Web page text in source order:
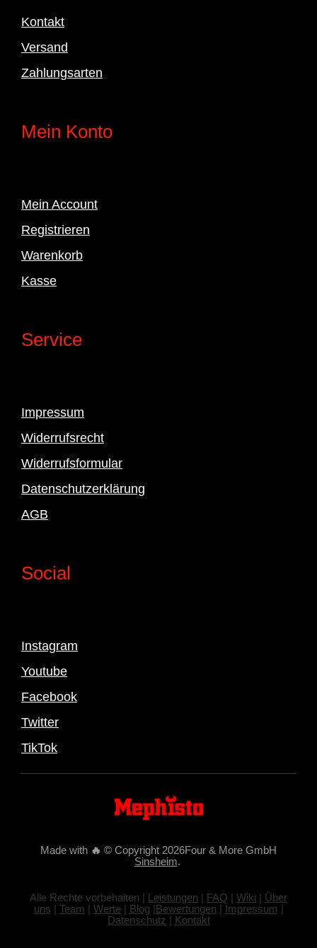
Kontakt
Versand
Zahlungsarten
Mein Konto
Mein Account
Registrieren
Warenkorb
Kasse
Service
Impressum
Widerrufsrecht
Widerrufsformular
Datenschutzerklärung
AGB
Social
Instagram
Youtube
Facebook
Twitter
TikTok
Made with 🔥 © Copyright 2026Four & More GmbH
Sinsheim.
Alle Rechte vorbehalten | Leistungen | FAQ | Wiki | Über
uns | Team | Werte| Blog |Bewertungen | Impressum |
Datenschutz | Kontakt